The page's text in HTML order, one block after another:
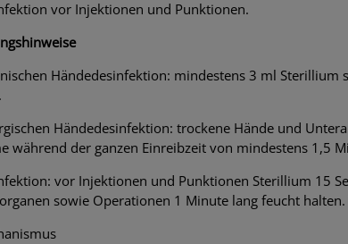
vor Injektionen und Punktionen.
Händedesinfektion: mindestens 3 ml
Händedesinfektion: trockene Hände und
während der ganzen Einreibzeit von mindestens 1,5
vor Injektionen und Punktionen Sterillium 15
sowie Operationen 1 Minute lang feucht